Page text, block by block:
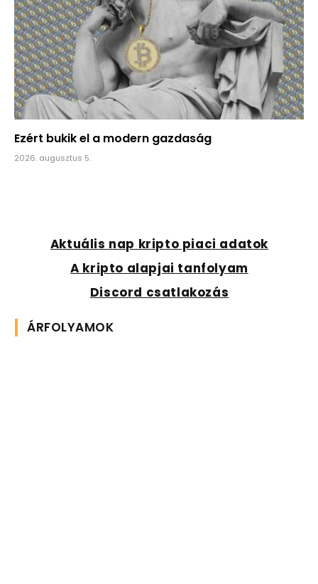
Ezért bukik el a modern gazdaság
2026. augusztus 5.
Aktuális nap kripto piaci adatok
A kripto alapjai tanfolyam
Discord csatlakozás
ÁRFOLYAMOK